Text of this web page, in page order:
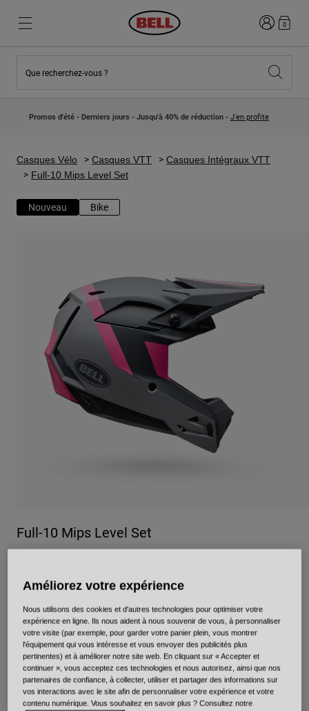
Nouveautés
Casques Motocross Enfant
Lifestyle
Motocross
Adventure
Rétro
Pièces détachées
Nouveautés
Lifestyle
Explorez Bike
Route et Gravel
Urbain
BMX
Pièces détachées
Connexion
0
Que recherchez-vous ?
Promos d'été - Derniers jours - Jusqu'à 40% de réduction - J'en profite
Casques Vélo Casques VTT
Casques Intégraux VTT
Full-10 Mips Level Set
Nouveau Bike
Full-10 Mips Level Set
489,99 €
Couleur -
Améliorez votre expérience
Nous utilisons des cookies et d'autres technologies pour optimiser votre
expérience en ligne. Ils nous aident à nous souvenir de vous, à personnaliser
votre visite (par exemple, pour garder votre panier plein, vous montrer
l'équipement qui vous intéresse et vous envoyer des publicités plus
pertinentes) et à améliorer notre site web. En cliquant sur « Accepter et
continuer », vous acceptez ces technologies et nous autorisez, ainsi que nos
partenaires de confiance, à collecter, utiliser et partager des informations sur
vos interactions avec le site afin de personnaliser votre expérience et votre
contenu numérique. Vous souhaitez en savoir plus ? Consultez notre